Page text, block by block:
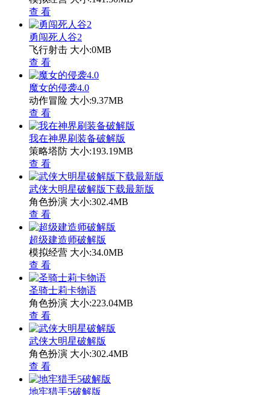
查 看
勇闯死人谷2
飞行射击 大小:0MB
查 看
魔女的侵袭4.0
动作冒险 大小:9.37MB
查 看
我在神界刷装备破解版
策略塔防 大小:193.19MB
查 看
武侠大明星破解版下载最新版
角色扮演 大小:302.4MB
查 看
超级建造师破解版
模拟经营 大小:34.0MB
查 看
圣骑士莉卡物语
角色扮演 大小:223.04MB
查 看
武侠大明星破解版
角色扮演 大小:302.4MB
查 看
地牢猎手5破解版